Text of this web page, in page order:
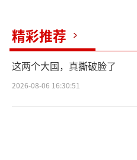
精彩推荐
这两个大国，真撕破脸了
2026-08-06 16:30:51